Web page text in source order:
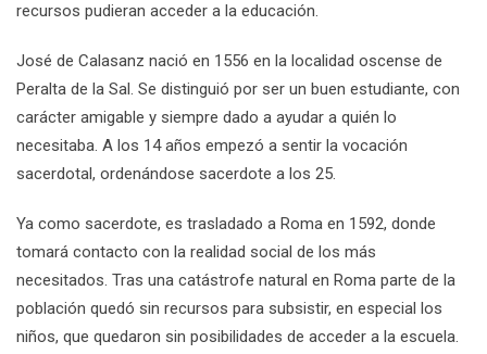
recursos pudieran acceder a la educación.
José de Calasanz nació en 1556 en la localidad oscense de
Peralta de la Sal. Se distinguió por ser un buen estudiante, con
carácter amigable y siempre dado a ayudar a quién lo
necesitaba. A los 14 años empezó a sentir la vocación
sacerdotal, ordenándose sacerdote a los 25.
Ya como sacerdote, es trasladado a Roma en 1592, donde
tomará contacto con la realidad social de los más
necesitados. Tras una catástrofe natural en Roma parte de la
población quedó sin recursos para subsistir, en especial los
niños, que quedaron sin posibilidades de acceder a la escuela.